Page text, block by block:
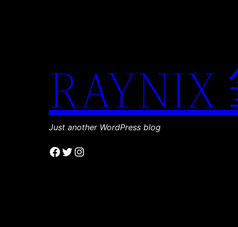
Just another WordPress blog
Facebook
Twitter
Instagram